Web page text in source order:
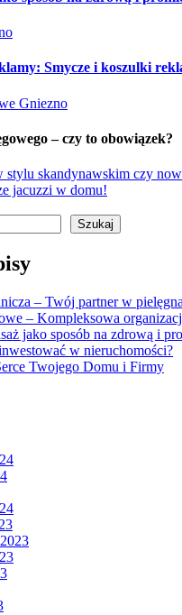
Smycze i koszulki
– czy to obowiązek?
stylu skandynawskim czy
jacuzzi w domu!
Szukaj
– Twój partner w
– Kompleksowa
jako sposób na zdrową i
w nieruchomości?
Twojego Domu i Firmy